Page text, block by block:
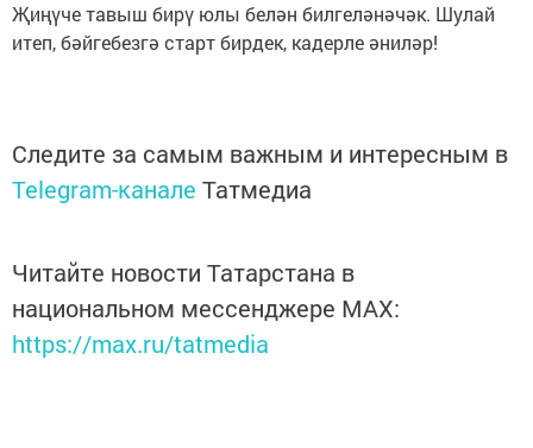
Җиңүче тавыш бирү юлы белән билгеләнәчәк. Шулай
итеп, бәйгебезгә старт бирдек, кадерле әниләр!
Следите за самым важным и интересным в
Telegram-канале Татмедиа
Читайте новости Татарстана в
национальном мессенджере MАХ:
https://max.ru/tatmedia